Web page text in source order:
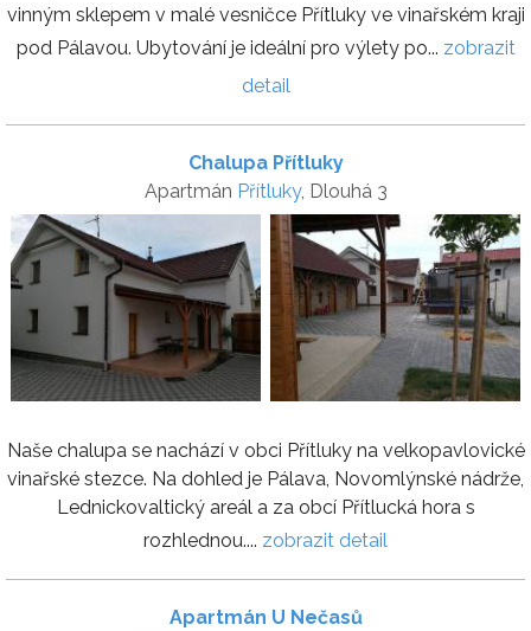
vinným sklepem v malé vesničce Přítluky ve vinařském kraji
pod Pálavou. Ubytování je ideální pro výlety po... zobrazit
detail
Chalupa Přítluky
Apartmán Přítluky, Dlouhá 3
Naše chalupa se nachází v obci Přítluky na velkopavlovické
vinařské stezce. Na dohled je Pálava, Novomlýnské nádrže,
Lednickovaltický areál a za obcí Přítlucká hora s
rozhlednou.... zobrazit detail
Apartmán U Nečasů